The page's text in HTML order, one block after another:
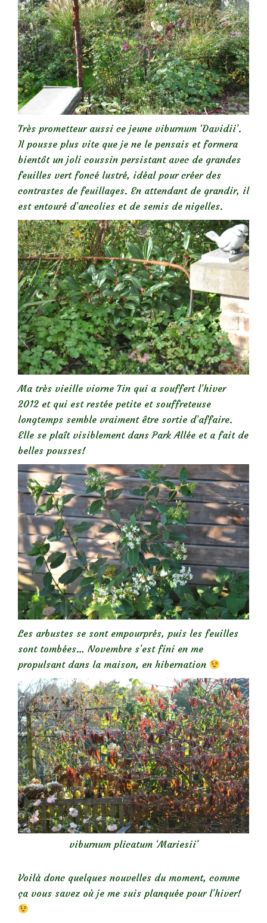
Très prometteur aussi ce jeune viburnum ‘Davidii’.
Il pousse plus vite que je ne le pensais et formera
bientôt un joli coussin persistant avec de grandes
feuilles vert foncé lustré, idéal pour créer des
contrastes de feuillages. En attendant de grandir, il
est entouré d’ancolies et de semis de nigelles.
Ma très vieille viorne Tin qui a souffert l’hiver
2012 et qui est restée petite et souffreteuse
longtemps semble vraiment être sortie d’affaire.
Elle se plaît visiblement dans Park Allée et a fait de
belles pousses!
Les arbustes se sont empourprés, puis les feuilles
sont tombées… Novembre s’est fini en me
propulsant dans la maison, en hibernation
viburnum plicatum ‘Mariesii’
Voilà donc quelques nouvelles du moment, comme
ça vous savez où je me suis planquée pour l’hiver!